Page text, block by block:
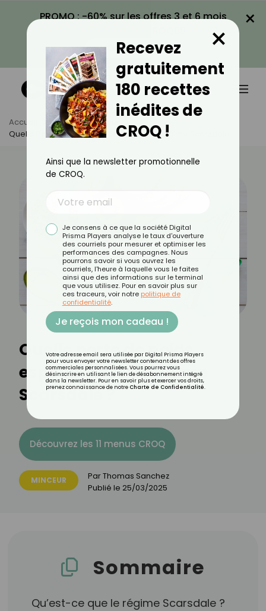
PROMO : -60% sur les offres 3 et 6 mois
VOIR LA PROMO
×
Accueil Actus
Minceur
Quelle Perte De Poids Espérer Avec Le Régime Scarsdale ?
Quelle perte de poids
espérer avec le régime
Scarsdale ?
Découvrez les 11 menus CROQ
MINCEUR ParThomas Sanchez
Publié le 25/03/2025
Sommaire
Qu’est-ce que le régime Scarsdale ?
Recevez
gratuitement
180 recettes
inédites de
CROQ !
×
Ainsi que la newsletter promotionnelle
de CROQ.
Je consens à ce que la société Digital
Prisma Players analyse le taux d'ouverture
des courriels pour mesurer et optimiser les
performances des campagnes. Nous
pourrons savoir si vous ouvrez les
courriels, l'heure à laquelle vous le faites
ainsi que des informations sur le terminal
que vous utilisez. Pour en savoir plus sur
ces traceurs, voir notre politique de
confidentialité.
Je reçois mon cadeau !
Votre adresse email sera utilisée par Digital Prisma Players
pour vous envoyer votre newsletter contenant des offres
commerciales personnalisées. Vous pourrez vous
désinscrire en utilisant le lien de désabonnement intégré
dans la newsletter. Pour en savoir plus et exercer vos droits,
prenez connaissance de notre Charte de Confidentialité.